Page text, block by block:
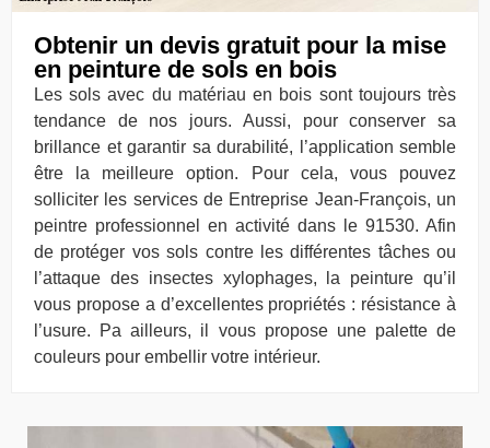
Obtenir un devis gratuit pour la mise
en peinture de sols en bois
Les sols avec du matériau en bois sont toujours très
tendance de nos jours. Aussi, pour conserver sa
brillance et garantir sa durabilité, l’application semble
être la meilleure option. Pour cela, vous pouvez
solliciter les services de Entreprise Jean-François, un
peintre professionnel en activité dans le 91530. Afin
de protéger vos sols contre les différentes tâches ou
l’attaque des insectes xylophages, la peinture qu’il
vous propose a d’excellentes propriétés : résistance à
l’usure. Pa ailleurs, il vous propose une palette de
couleurs pour embellir votre intérieur.